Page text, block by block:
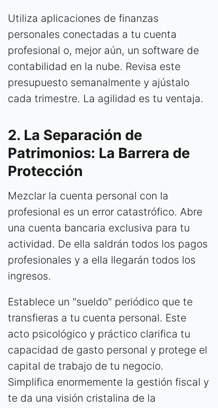
Utiliza aplicaciones de finanzas
personales conectadas a tu cuenta
profesional o, mejor aún, un software de
contabilidad en la nube. Revisa este
presupuesto semanalmente y ajústalo
cada trimestre. La agilidad es tu ventaja.
2. La Separación de
Patrimonios: La Barrera de
Protección
Mezclar la cuenta personal con la
profesional es un error catastrófico. Abre
una cuenta bancaria exclusiva para tu
actividad. De ella saldrán todos los pagos
profesionales y a ella llegarán todos los
ingresos.
Establece un "sueldo" periódico que te
transfieras a tu cuenta personal. Este
acto psicológico y práctico clarifica tu
capacidad de gasto personal y protege el
capital de trabajo de tu negocio.
Simplifica enormemente la gestión fiscal y
te da una visión cristalina de la